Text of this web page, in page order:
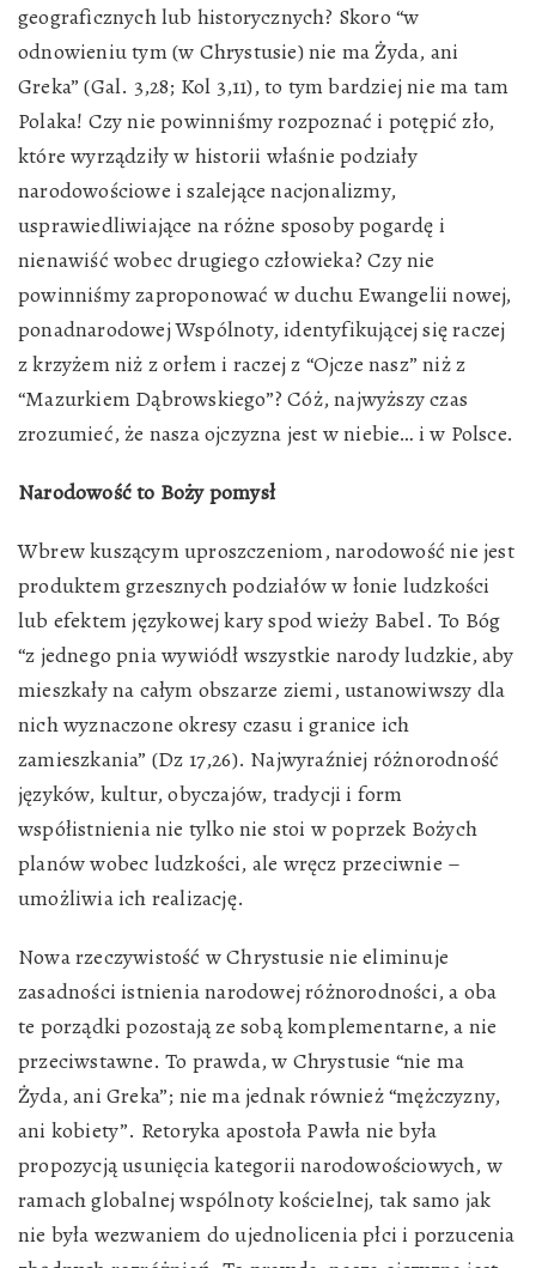
geograficznych lub historycznych? Skoro “w
odnowieniu tym (w Chrystusie) nie ma Żyda, ani
Greka” (Gal. 3,28; Kol 3,11), to tym bardziej nie ma tam
Polaka! Czy nie powinniśmy rozpoznać i potępić zło,
które wyrządziły w historii właśnie podziały
narodowościowe i szalejące nacjonalizmy,
usprawiedliwiające na różne sposoby pogardę i
nienawiść wobec drugiego człowieka? Czy nie
powinniśmy zaproponować w duchu Ewangelii nowej,
ponadnarodowej Wspólnoty, identyfikującej się raczej
z krzyżem niż z orłem i raczej z “Ojcze nasz” niż z
“Mazurkiem Dąbrowskiego”? Cóż, najwyższy czas
zrozumieć, że nasza ojczyzna jest w niebie… i w Polsce.
Narodowość to Boży pomysł
Wbrew kuszącym uproszczeniom, narodowość nie jest
produktem grzesznych podziałów w łonie ludzkości
lub efektem językowej kary spod wieży Babel. To Bóg
“z jednego pnia wywiódł wszystkie narody ludzkie, aby
mieszkały na całym obszarze ziemi, ustanowiwszy dla
nich wyznaczone okresy czasu i granice ich
zamieszkania” (Dz 17,26). Najwyraźniej różnorodność
języków, kultur, obyczajów, tradycji i form
współistnienia nie tylko nie stoi w poprzek Bożych
planów wobec ludzkości, ale wręcz przeciwnie –
umożliwia ich realizację.
Nowa rzeczywistość w Chrystusie nie eliminuje
zasadności istnienia narodowej różnorodności, a oba
te porządki pozostają ze sobą komplementarne, a nie
przeciwstawne. To prawda, w Chrystusie “nie ma
Żyda, ani Greka”; nie ma jednak również “mężczyzny,
ani kobiety”. Retoryka apostoła Pawła nie była
propozycją usunięcia kategorii narodowościowych, w
ramach globalnej wspólnoty kościelnej, tak samo jak
nie była wezwaniem do ujednolicenia płci i porzucenia